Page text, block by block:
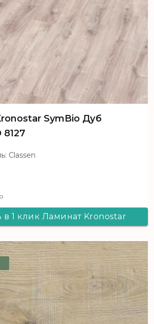
SymBio Дуб
Classen
в 1 клик Ламинат Kronostar